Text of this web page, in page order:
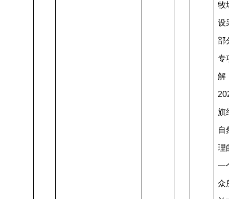
牧
设
部
专
解
旗
自
理
一
众